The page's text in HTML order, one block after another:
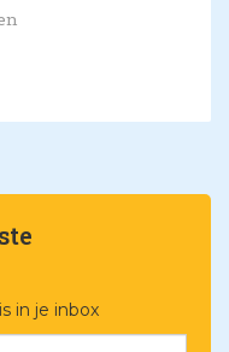
in je inbox